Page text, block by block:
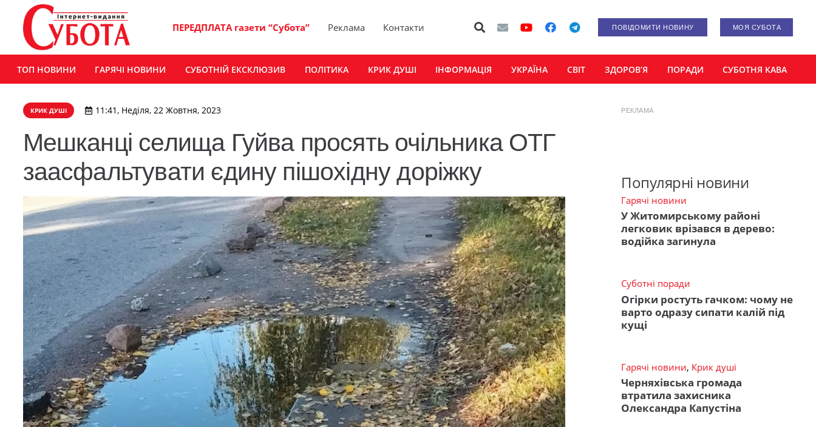
ПЕРЕДПЛАТА газети “Субота” Реклама Контакти ПОВІДОМИТИ НОВИНУ МОЯ СУБОТА
ТОП НОВИНИ ГАРЯЧІ НОВИНИ СУБОТНІЙ ЕКСКЛЮЗИВ ПОЛІТИКА КРИК ДУШІ ІНФОРМАЦІЯ УКРАЇНА СВІТ ЗДОРОВ’Я ПОРАДИ СУБОТНЯ КАВА
КРИК ДУШІ 11:41, Неділя, 22 Жовтня, 2023
Мешканці селища Гуйва просять очільника ОТГ
заасфальтувати єдину пішохідну доріжку
РЕКЛАМА
Популярні новини
Гарячі новини
У Житомирському районі
легковик врізався в дерево:
водійка загинула
Суботні поради
Огірки ростуть гачком: чому не
варто одразу сипати калій під
кущі
Гарячі новини, Крик душі
Черняхівська громада
втратила захисника
Олександра Капустіна